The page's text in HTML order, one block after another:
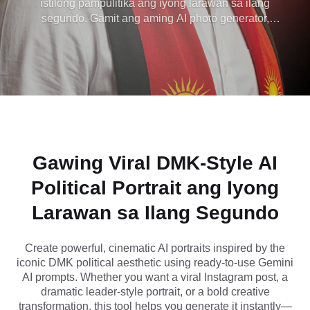
Gemini AI Prompts
istilong pampulitika ang iyong larawan sa ilang
segundo. Gamit ang aming AI photo generator,
maaari mong agad na ilapat ang iconic na DMK-
inspired na aesthetic, na nagtatampok ng dramatic
lighting, rally-style composition, at bold leadership
visuals. I-upload lang ang iyong larawan, kopyahin
ang isang napatunayang Gemini AI prompt, at
Gawing Viral DMK-Style AI
Political Portrait ang Iyong
Larawan sa Ilang Segundo
Create powerful, cinematic AI portraits inspired by the
iconic DMK political aesthetic using ready-to-use Gemini
AI prompts. Whether you want a viral Instagram post, a
dramatic leader-style portrait, or a bold creative
transformation, this tool helps you generate it instantly—